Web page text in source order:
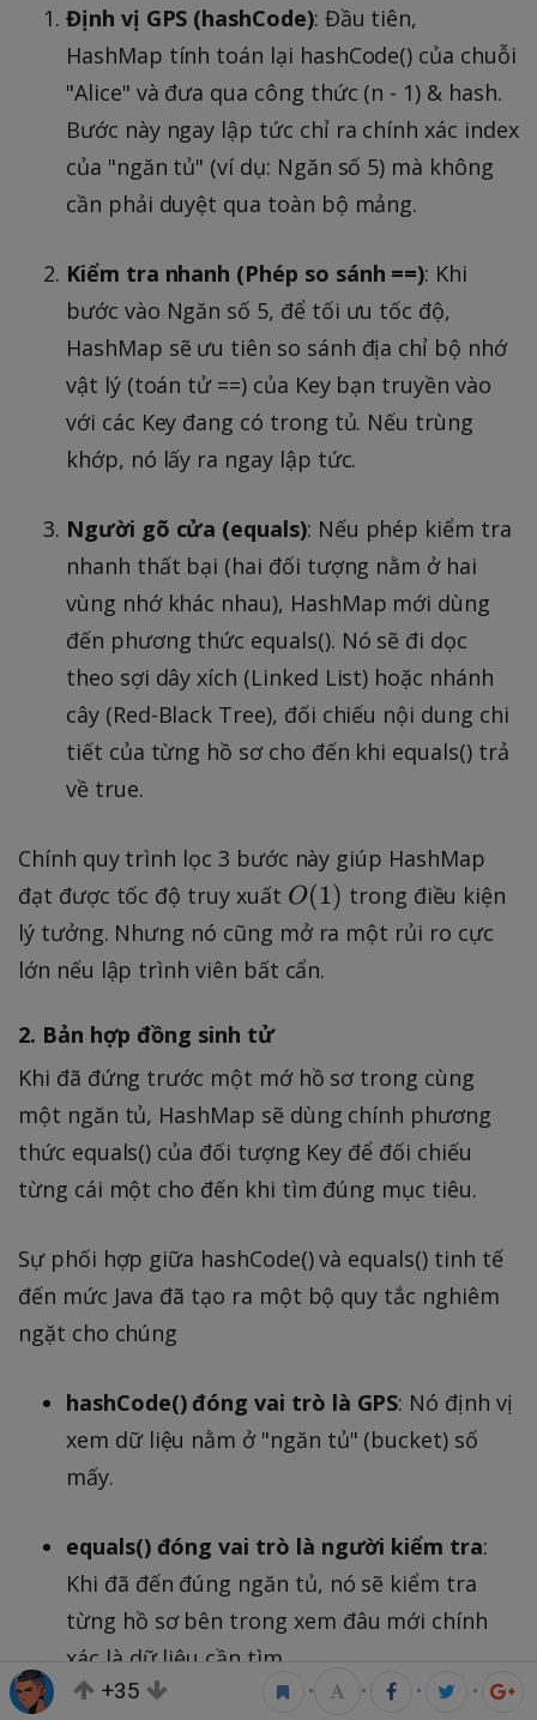
Định vị GPS (hashCode): Đầu tiên,
HashMap tính toán lại hashCode() của chuỗi
"Alice" và đưa qua công thức (n - 1) & hash.
Bước này ngay lập tức chỉ ra chính xác index
của "ngăn tủ" (ví dụ: Ngăn số 5) mà không
cần phải duyệt qua toàn bộ mảng.
Kiểm tra nhanh (Phép so sánh ==): Khi
bước vào Ngăn số 5, để tối ưu tốc độ,
HashMap sẽ ưu tiên so sánh địa chỉ bộ nhớ
vật lý (toán tử ==) của Key bạn truyền vào
với các Key đang có trong tủ. Nếu trùng
khớp, nó lấy ra ngay lập tức.
Người gõ cửa (equals): Nếu phép kiểm tra
nhanh thất bại (hai đối tượng nằm ở hai
vùng nhớ khác nhau), HashMap mới dùng
đến phương thức equals(). Nó sẽ đi dọc
theo sợi dây xích (Linked List) hoặc nhánh
cây (Red-Black Tree), đối chiếu nội dung chi
tiết của từng hồ sơ cho đến khi equals() trả
về true.
Chính quy trình lọc 3 bước này giúp HashMap
đạt được tốc độ truy xuất O
(
1
)
O(1) trong điều kiện
lý tưởng. Nhưng nó cũng mở ra một rủi ro cực
lớn nếu lập trình viên bất cẩn.
2. Bản hợp đồng sinh tử
Khi đã đứng trước một mớ hồ sơ trong cùng
một ngăn tủ, HashMap sẽ dùng chính phương
thức equals() của đối tượng Key để đối chiếu
từng cái một cho đến khi tìm đúng mục tiêu.
Sự phối hợp giữa hashCode() và equals() tinh tế
đến mức Java đã tạo ra một bộ quy tắc nghiêm
ngặt cho chúng
hashCode() đóng vai trò là GPS: Nó định vị
xem dữ liệu nằm ở "ngăn tủ" (bucket) số
mấy.
equals() đóng vai trò là người kiểm tra:
Khi đã đến đúng ngăn tủ, nó sẽ kiểm tra
từng hồ sơ bên trong xem đâu mới chính
xác là dữ liệu cần tìm.
+35 • • • •